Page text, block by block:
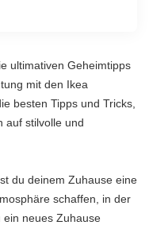
ultimativen Geheimtipps
mit den Ikea
besten Tipps und Tricks,
auf stilvolle und
du deinem Zuhause eine
schaffen, in der
ein neues Zuhause